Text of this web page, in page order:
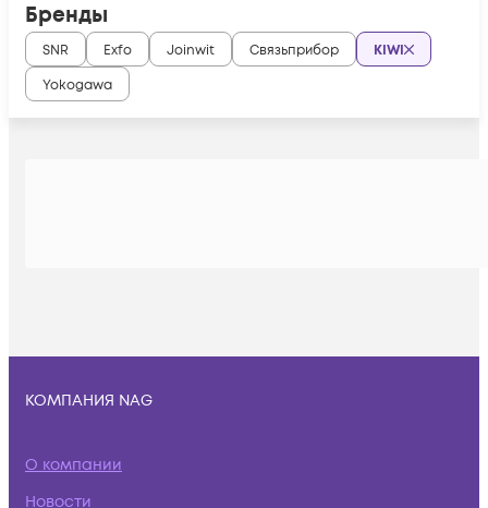
Бренды
SNR Exfo Joinwit Связьприбор
KIWI
Yokogawa
КОМПАНИЯ NAG
О компании
Новости